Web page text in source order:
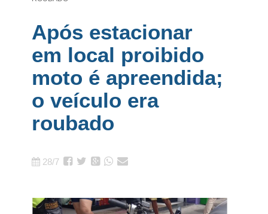
Após estacionar
em local proibido
moto é apreendida;
o veículo era
roubado
28/7